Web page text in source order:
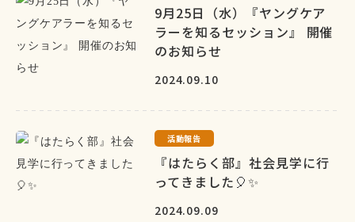
9月25日（水）『ヤングケア
ラーを知るセッション』 開催
のお知らせ
2024.09.10
活動報告
『はたらく部』社会見学に行
ってきました🎈✨
2024.09.09